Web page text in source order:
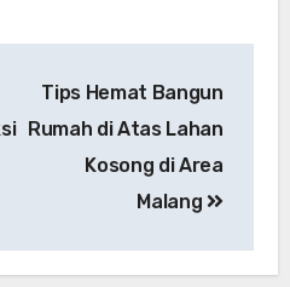
Tips Hemat Bangun
Rumah di Atas Lahan
Kosong di Area
Malang